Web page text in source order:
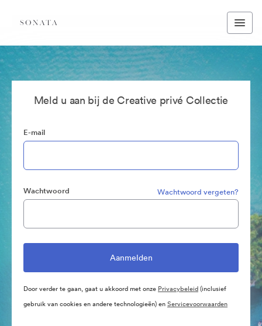
Meld u aan bij de Creative privé Collectie
E-mail
Wachtwoord Wachtwoord vergeten?
Door verder te gaan, gaat u akkoord met onze Privacybeleid(inclusief
gebruik van cookies en andere technologieën) enServicevoorwaarden